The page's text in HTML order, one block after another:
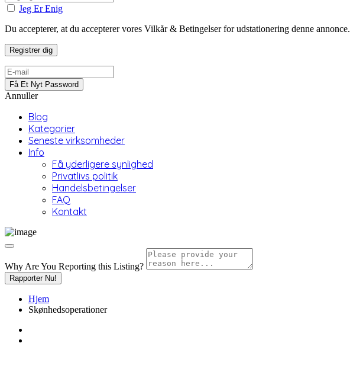
Jeg Er Enig
Du accepterer, at du accepterer vores Vilkår & Betingelser for udstationering denne annonce.
Annuller
Blog
Kategorier
Seneste virksomheder
Info
Få yderligere synlighed
Privatlivs politik
Handelsbetingelser
FAQ
Kontakt
Why Are You Reporting this Listing?
Rapporter Nu!
Hjem
Skønhedsoperationer